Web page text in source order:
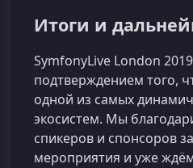
Итоги и
SymfonyLive London
подтверждением того,
одной из самых
экосистем. Мы
спикеров и спонсоров
мероприятия и уже